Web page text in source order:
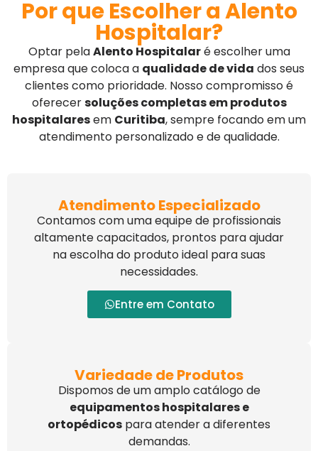
Por que Escolher a Alento
Hospitalar?
Optar pelaAlento Hospitalaré escolher uma
empresa que coloca a qualidade de vida dos seus
clientes como prioridade. Nosso compromisso é
oferecersoluções completas em produtos
hospitalaresem Curitiba, sempre focando em um
atendimento personalizado e de qualidade.
Atendimento Especializado
Contamos com uma equipe de profissionais
altamente capacitados, prontos para ajudar
na escolha do produto ideal para suas
necessidades.
Entre em Contato
Variedade de Produtos
Dispomos de um amplo catálogo de
equipamentos hospitalares e
ortopédicos para atender a diferentes
demandas.